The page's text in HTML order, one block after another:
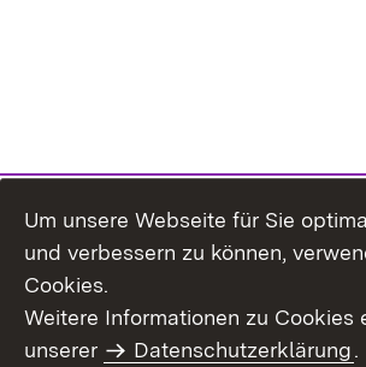
Um unsere Webseite für Sie
und verbessern zu können,
Cookies.
Weitere Informationen zu Cookies
unserer
Datenschutzerklärung.